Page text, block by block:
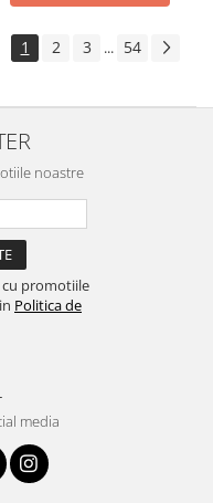
1 2 3 ... 54
noastre
cu promotiile
Politica de
media